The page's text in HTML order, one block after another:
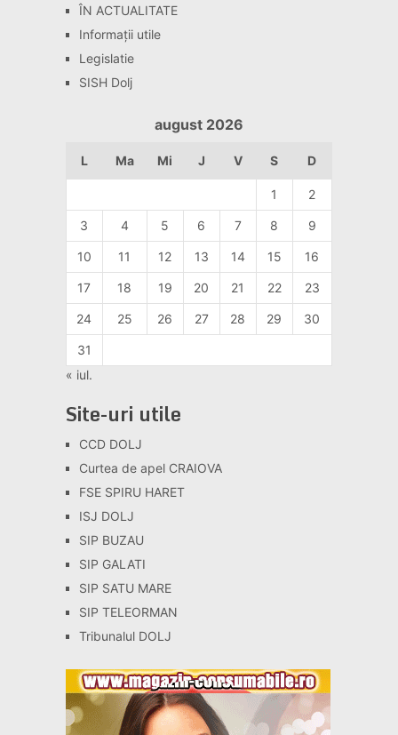
ÎN ACTUALITATE
Informaţii utile
Legislatie
SISH Dolj
august 2026
L Ma Mi J V S D
1 2
3 4 5 6 7 8 9
10 11 12 13 14 15 16
17 18 19 20 21 22 23
24 25 26 27 28 29 30
31
« iul.
Site-uri utile
CCD DOLJ
Curtea de apel CRAIOVA
FSE SPIRU HARET
ISJ DOLJ
SIP BUZAU
SIP GALATI
SIP SATU MARE
SIP TELEORMAN
Tribunalul DOLJ